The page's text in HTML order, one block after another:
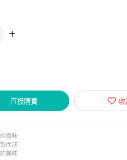
直接購買
香味
而成
美味